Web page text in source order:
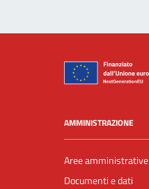
AMMINISTRAZIONE
Aree amministrative
Documenti e dati